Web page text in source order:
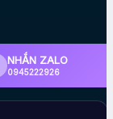
NHẮN ZALO
0945222926